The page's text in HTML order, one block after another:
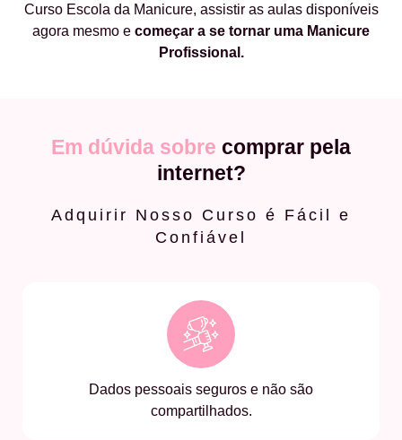
Curso Escola da Manicure, assistir as aulas disponíveis
agora mesmo e começar a se tornar uma Manicure
Profissional.
Em dúvida sobre comprar pela
internet?
Adquirir Nosso Curso é Fácil e
Confiável
Dados pessoais seguros e não são
compartilhados.